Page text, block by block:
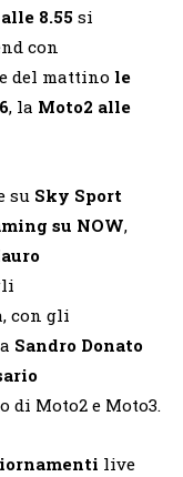
alle 8.55 si
con
del mattino le
, la Moto2 alle
su Sky Sport
su NOW,
con gli
Sandro Donato
di Moto2 e Moto3.
live